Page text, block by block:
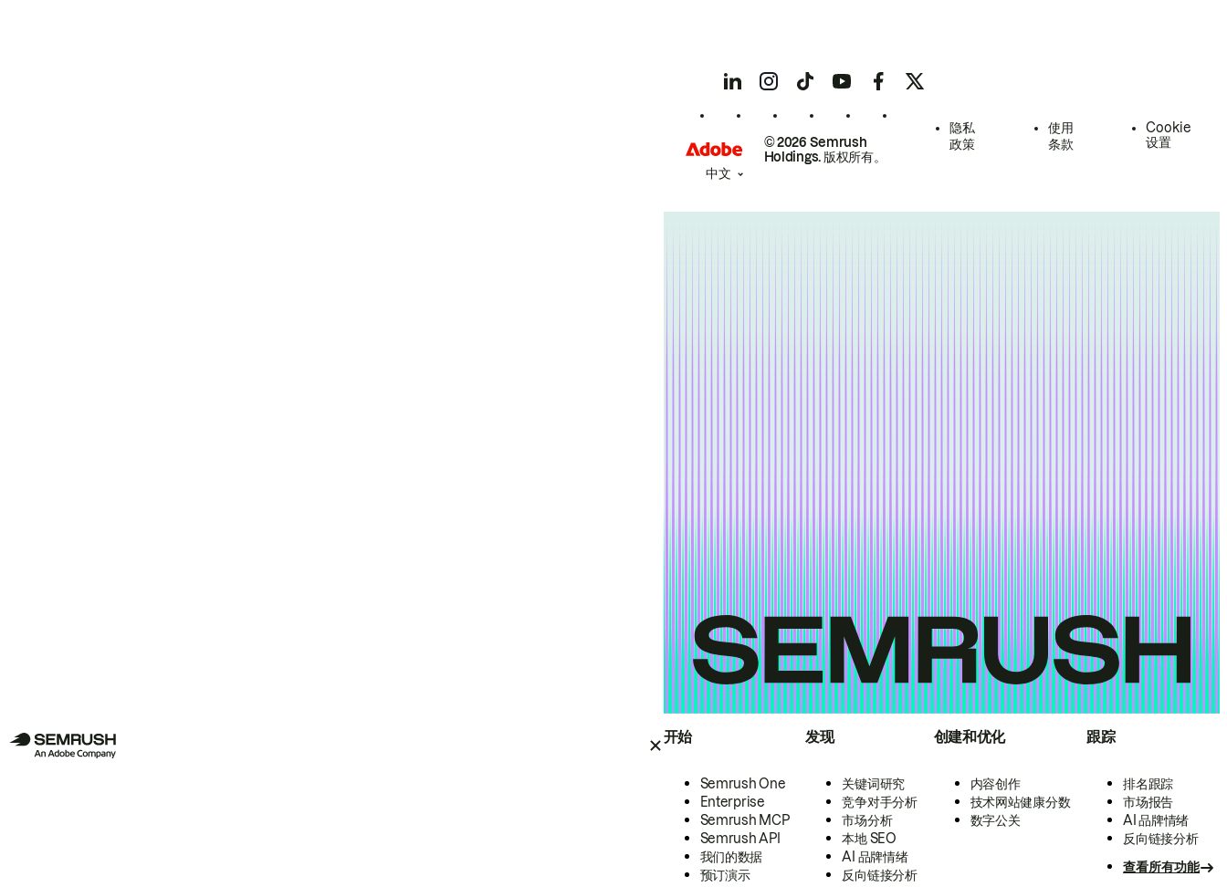
开始
Semrush One
Enterprise
Semrush MCP
Semrush API
我们的数据
预订演示
发现
关键词研究
竞争对手分析
市场分析
本地 SEO
AI 品牌情绪
反向链接分析
创建和优化
内容创作
技术网站健康分数
数字公关
跟踪
排名跟踪
市场报告
AI 品牌情绪
反向链接分析
查看所有功能
© 2026 Semrush
Holdings. 版权所有。
隐私
政策
使用
条款
Cookie
设置
中文